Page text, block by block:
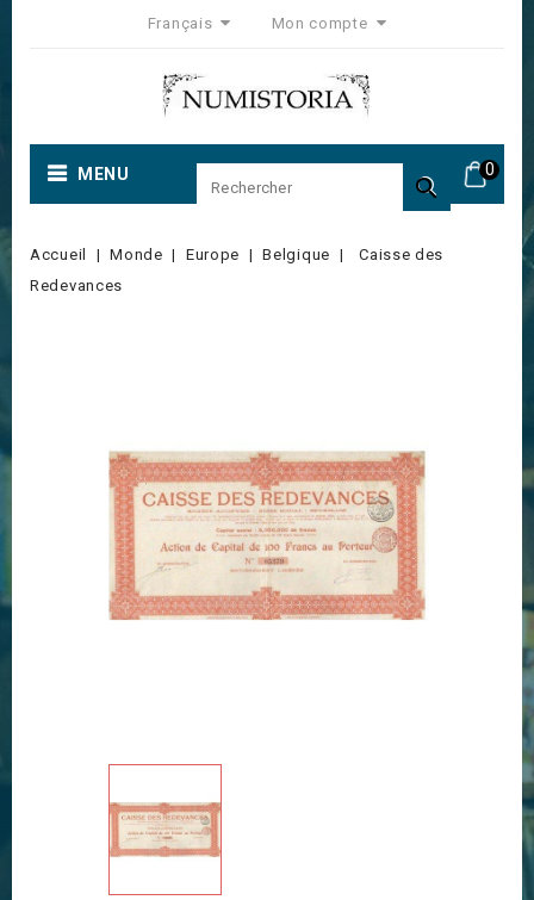
Français Mon compte
0
MENU 
Accueil Monde Europe Belgique
Caisse des
Redevances